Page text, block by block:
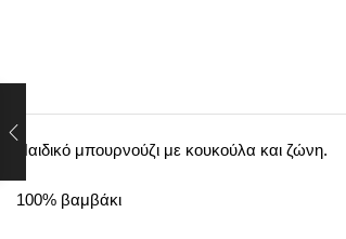
Παιδικό μπουρνούζι με κουκούλα και ζώνη.
100% βαμβάκι